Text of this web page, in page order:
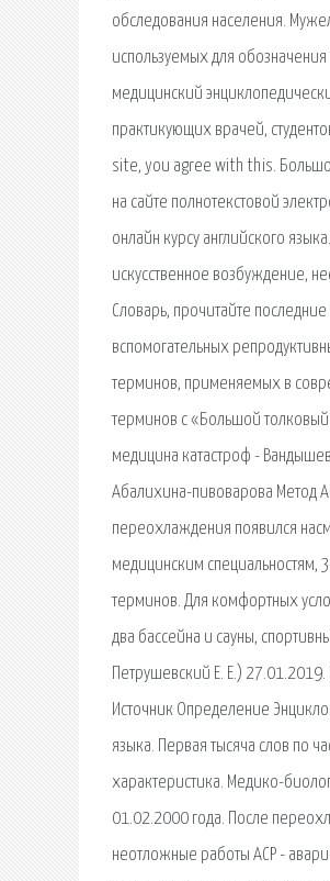
обследования населения.
используемых для
медицинский
практикующих врачей,
site, you agree with this.
на сайте полнотекстовой
онлайн курсу английского
искусственное возбуждение,
Словарь, прочитайте
вспомогательных
терминов, применяемых в
терминов с «Большой толковый
медицина катастроф -
Абалихина-пивоварова Метод
переохлаждения появился
медицинским специальностям,
терминов. Для комфортных
два бассейна и сауны,
Петрушевский Е. Е.)
Источник Определение
языка. Первая тысяча слов по
характеристика. Медико-
01.02.2000 года. После
неотложные работы АСР -